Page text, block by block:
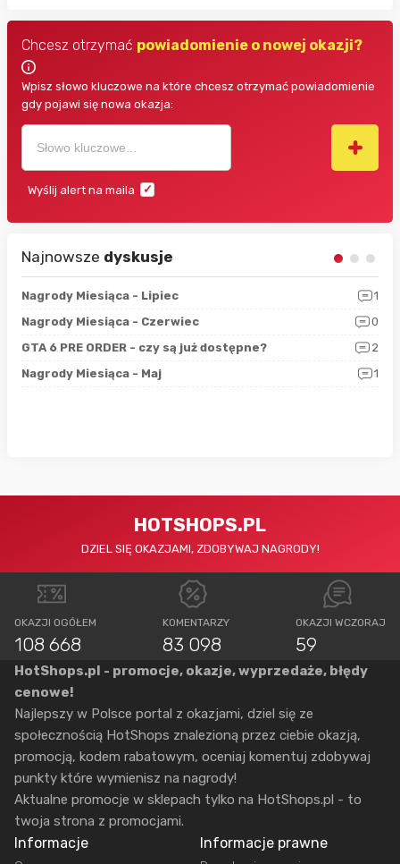
Chcesz otrzymać powiadomienie o nowej okazji?
Wpisz słowo kluczowe na które chcesz otrzymać powiadomienie
gdy pojawi się nowa okazja:
Wyślij alert na maila
Najnowsze dyskusje
Nagrody Miesiąca - Lipiec
1
Nagrody Miesiąca - Czerwiec
0
GTA 6 PRE ORDER - czy są już dostępne?
2
Nagrody Miesiąca - Maj
1
HOTSHOPS.PL
DZIEL SIĘ OKAZJAMI, ZDOBYWAJ NAGRODY!
OKAZJI OGÓŁEM
108 668
KOMENTARZY
83 098
OKAZJI WCZORAJ
59
HotShops.pl - promocje, okazje, wyprzedaże, błędy
cenowe!
Najlepszy w Polsce portal z okazjami, dziel się ze
społecznością HotShops znalezioną przez ciebie okazją,
promocją, kodem rabatowym, oceniaj komentuj zdobywaj
punkty które wymienisz na nagrody!
Aktualne promocje w sklepach tylko na HotShops.pl - to
twoja strona z promocjami.
Informacje Informacje prawne